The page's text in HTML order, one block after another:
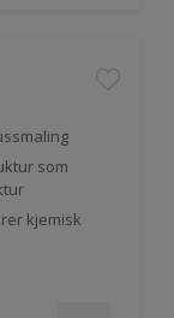
som
kjemisk